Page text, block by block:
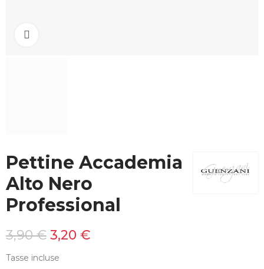
Pettine Accademia
Alto Nero
Professional
3,90 € 3,20 €
Tasse incluse